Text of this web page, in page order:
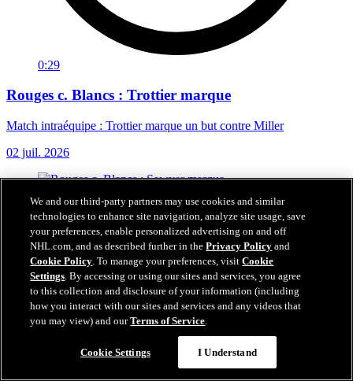
0:29
Rouges c. Blancs : Trottier marque
Match intraéquipe : Trottier marque un but contre Miller
02 juil. 2026
We and our third-party partners may use cookies and similar
technologies to enhance site navigation, analyze site usage, save
your preferences, enable personalized advertising on and off
NHL.com, and as described further in thePrivacy Policy and
Cookie Policy. To manage your preferences, visitCookie
Settings. By accessing or using our sites and services, you agree
to this collection and disclosure of your information (including
how you interact with our sites and services and any videos that
you may view) and ourTerms of Service.
Cookie Settings I Understand